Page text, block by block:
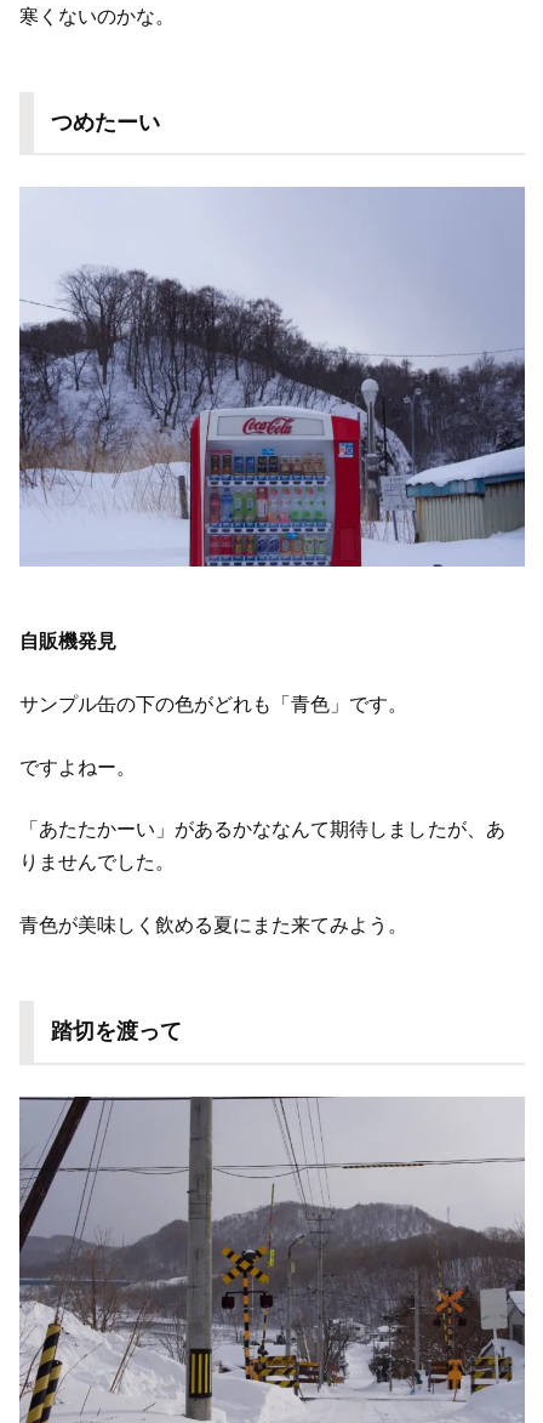
寒くないのかな。
つめたーい
自販機発見
サンプル缶の下の色がどれも「青色」です。
ですよねー。
「あたたかーい」があるかななんて期待しましたが、あ
りませんでした。
青色が美味しく飲める夏にまた来てみよう。
踏切を渡って